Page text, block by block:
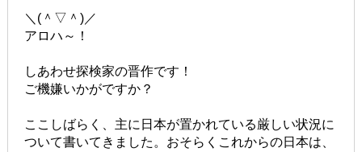
＼(＾▽＾)／
アロハ～！
しあわせ探検家の晋作です！
ご機嫌いかがですか？
ここしばらく、主に日本が置かれている厳しい状況に
ついて書いてきました。おそらくこれからの日本は、